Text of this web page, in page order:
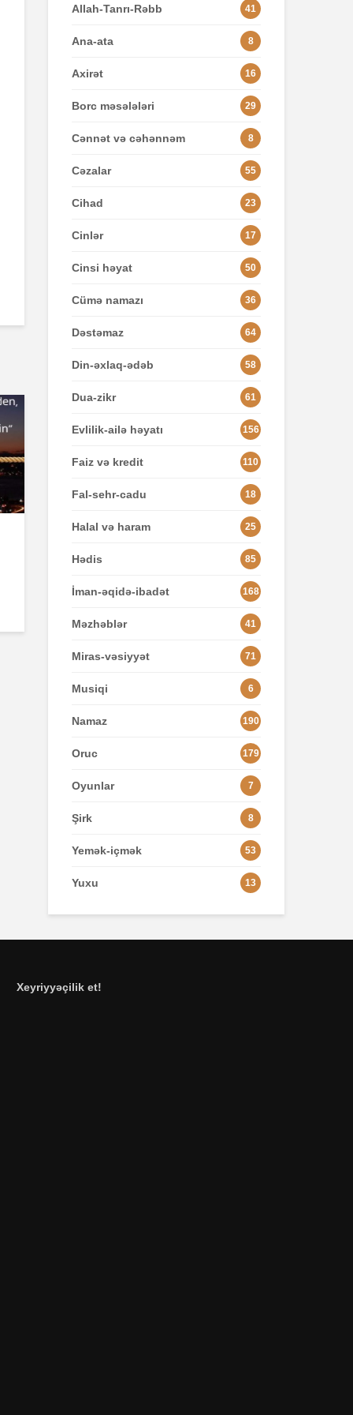
Allah-Tanrı-Rəbb 41
Ana-ata 8
Axirət 16
Borc məsələləri 29
Cənnət və cəhənnəm 8
Cəzalar 55
Cihad 23
Cinlər 17
Cinsi həyat 50
Cümə namazı 36
Dəstəmaz 64
Din-əxlaq-ədəb 58
Dua-zikr 61
Evlilik-ailə həyatı 156
Faiz və kredit 110
Fal-sehr-cadu 18
Halal və haram 25
Hədis 85
İman-əqidə-ibadət 168
Məzhəblər 41
Miras-vəsiyyət 71
Musiqi 6
Namaz 190
Oruc 179
Oyunlar 7
Şirk 8
Yemək-içmək 53
Yuxu 13
Xeyriyyəçilik et!